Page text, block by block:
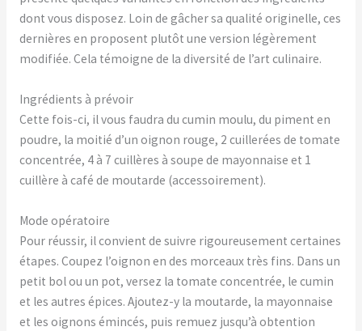
dont vous disposez. Loin de gâcher sa qualité originelle, ces
dernières en proposent plutôt une version légèrement
modifiée. Cela témoigne de la diversité de l’art culinaire.
Ingrédients à prévoir
Cette fois-ci, il vous faudra du cumin moulu, du piment en
poudre, la moitié d’un oignon rouge, 2 cuillerées de tomate
concentrée, 4 à 7 cuillères à soupe de mayonnaise et 1
cuillère à café de moutarde (accessoirement).
Mode opératoire
Pour réussir, il convient de suivre rigoureusement certaines
étapes. Coupez l’oignon en des morceaux très fins. Dans un
petit bol ou un pot, versez la tomate concentrée, le cumin
et les autres épices. Ajoutez-y la moutarde, la mayonnaise
et les oignons émincés, puis remuez jusqu’à obtention